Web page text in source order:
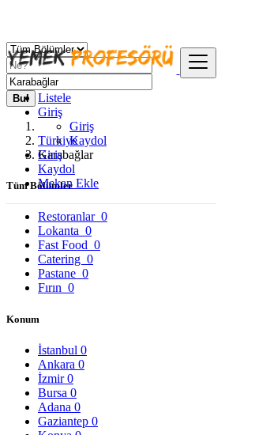
Listele
Giriş
Giriş
Kaydol
Giriş
Kaydol
Mekan Ekle
Bul
Türkiye
Karabağlar
Tüm Bölümler
Restoranlar 0
Lokanta 0
Fast Food 0
Catering 0
Pastane 0
Fırın 0
Konum
İstanbul 0
Ankara 0
İzmir0
Bursa 0
Adana 0
Gaziantep 0